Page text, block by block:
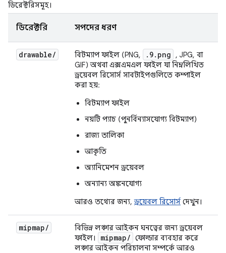
ডিরেক্টরিসমূহ।
ডিরেক্টরি সম্পদের ধরণ
drawable/ বিটম্যাপ ফাইল (PNG, .9.png
, JPG, বা
GIF) অথবা এক্সএমএল ফাইল যা নিম্নলিখিত
ড্রয়েবল রিসোর্স সাবটাইপগুলিতে কম্পাইল
করা হয়:
বিটম্যাপ ফাইল
নয়টি প্যাচ (পুনর্বিন্যাসযোগ্য বিটম্যাপ)
রাজ্য তালিকা
আকৃতি
অ্যানিমেশন ড্রয়েবল
অন্যান্য অঙ্কনযোগ্য
আরও তথ্যের জন্য,ড্রয়েবল রিসোর্স দেখুন।
mipmap/
বিভিন্ন লঞ্চার আইকন ঘনত্বের জন্য ড্রয়েবল
ফাইল।
mipmap/ ফোল্ডার ব্যবহার করে
লঞ্চার আইকন পরিচালনা সম্পর্কে আরও